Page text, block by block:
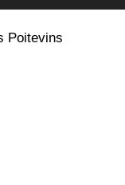
Poitevins